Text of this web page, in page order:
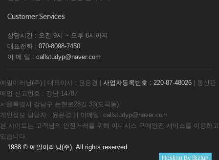
Customer Services
상담시간 : 오전 9시 ~ 오후 6시까지
대표전화 : 070-8098-7450
이 메 일 : callstudyp@naver.com
예일이러닝(주) | 대표이사 : 윤은경 | 사업자등록번호 : 220-87-48026 | 통신판
매업 신고번호 : 강남-14787
서울특별시 강남구 논현로28길 33(도곡동)
개인정보 담당자 : 윤은경 | | 이메일: callstudyp@naver.com
본 사이트는 고객님의 안전거래를 위해 이니시스 구매안전 서비스를 이용하고
있습니다.
1988 © 예일이러닝(주). All rights reserved.
Hosting By Bizfun